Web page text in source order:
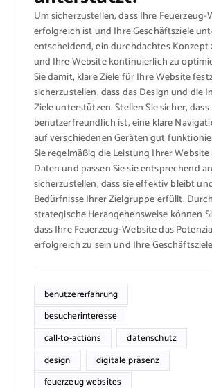
Um sicherzustellen, dass Ihre Feuerzeug-
erfolgreich ist und Ihre Geschäftsziele
entscheidend, ein durchdachtes Konzept
und Ihre Website kontinuierlich zu
Sie damit, klare Ziele für Ihre Website
sicherzustellen, dass das Design und die
Ziele unterstützen. Stellen Sie sicher,
benutzerfreundlich ist, eine klare
auf verschiedenen Geräten gut
Sie regelmäßig die Leistung Ihrer
Daten und passen Sie sie entsprechend
sicherzustellen, dass sie effektiv bleibt
Bedürfnisse Ihrer Zielgruppe erfüllt.
strategische Herangehensweise können
dass Ihre Feuerzeug-Website das
erfolgreich zu sein und Ihre
benutzererfahrung
besucherinteresse
call-to-actions
datenschutz
design
digitale präsenz
feuerzeug websites